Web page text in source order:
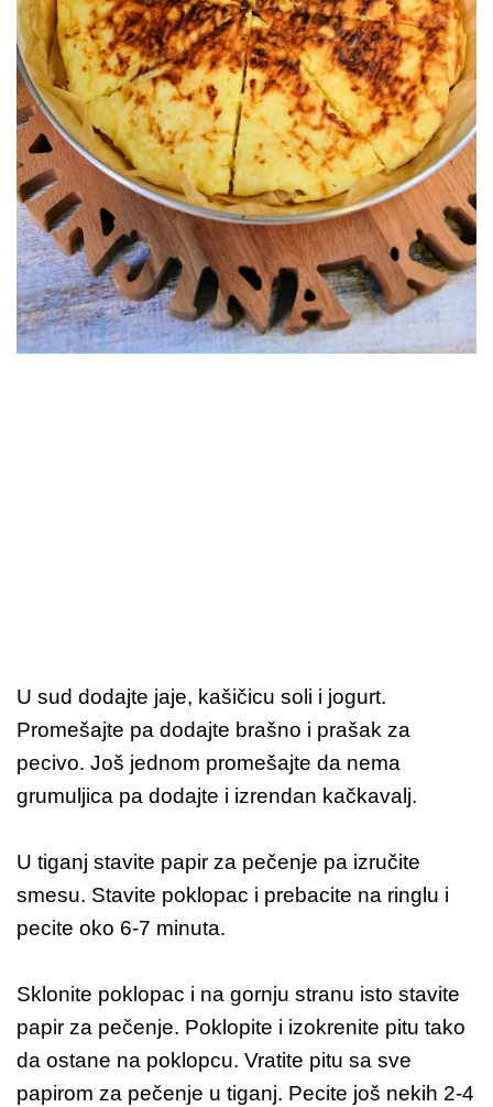
U sud dodajte jaje, kašičicu soli i jogurt.
Promešajte pa dodajte brašno i prašak za
pecivo. Još jednom promešajte da nema
grumuljica pa dodajte i izrendan kačkavalj.
U tiganj stavite papir za pečenje pa izručite
smesu. Stavite poklopac i prebacite na ringlu i
pecite oko 6-7 minuta.
Sklonite poklopac i na gornju stranu isto stavite
papir za pečenje. Poklopite i izokrenite pitu tako
da ostane na poklopcu. Vratite pitu sa sve
papirom za pečenje u tiganj. Pecite još nekih 2-4